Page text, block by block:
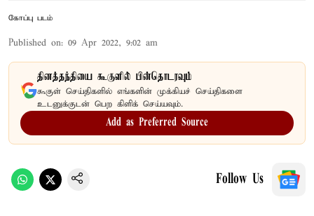
கோப்பு படம்
Published on: 09 Apr 2022, 9:02 am
தினத்தந்தியை கூகுளில் பின்தொடரவும்
கூகுள் செய்திகளில் எங்களின் முக்கியச் செய்திகளை
உடனுக்குடன் பெற கிளிக் செய்யவும்.
Add as Preferred Source
Follow Us